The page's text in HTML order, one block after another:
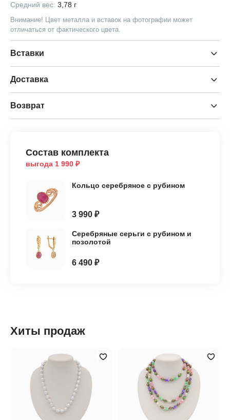
Средний вес: 3,78 г
Внимание! Цвет металла и вставок на фотографии может
отличаться от фактического цвета.
Вставки
Доставка
Возврат
Состав комплекта
выгода 1 990 ₽
Кольцо серебряное с рубином
3 990 ₽
Серебряные серьги с рубином и
позолотой
6 490 ₽
Хиты продаж